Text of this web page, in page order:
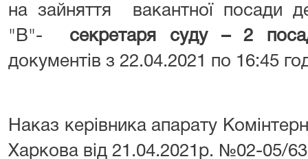
на зайняття вакантної посади
"В"-
секретаря суду – 2
документів з 22.04.2021 по 16:45
Наказ керівника апарату
Харкова від 21.04.2021р. №02-05/